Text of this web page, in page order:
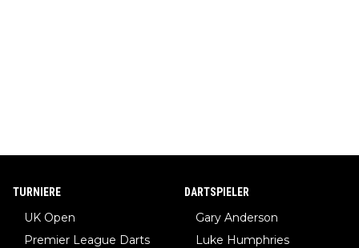
TURNIERE
UK Open
Premier League Darts
DARTSPIELER
Gary Anderson
Luke Humphries